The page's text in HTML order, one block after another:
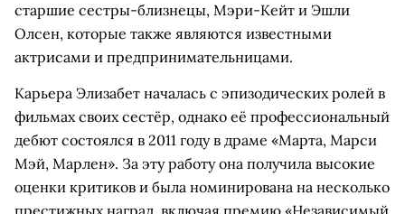
старшие сестры-близнецы, Мэри-Кейт и Эшли
Олсен, которые также являются известными
актрисами и предпринимательницами.
Карьера Элизабет началась с эпизодических ролей в
фильмах своих сестёр, однако её профессиональный
дебют состоялся в 2011 году в драме «Марта, Марси
Мэй, Марлен». За эту работу она получила высокие
оценки критиков и была номинирована на несколько
престижных наград, включая премию «Независимый